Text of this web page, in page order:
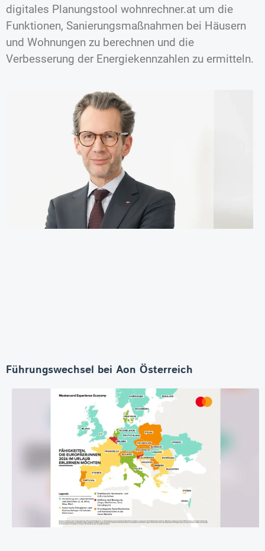
digitales Planungstool wohnrechner.at um die
Funktionen, Sanierungsmaßnahmen bei Häusern
und Wohnungen zu berechnen und die
Verbesserung der Energiekennzahlen zu ermitteln.
Führungswechsel bei Aon Österreich